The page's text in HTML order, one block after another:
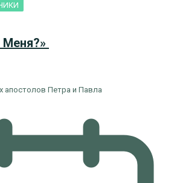
апостолов Петра и Павла